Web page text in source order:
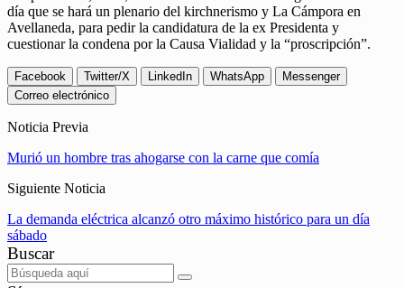
día que se hará un plenario del kirchnerismo y La Cámpora en
Avellaneda, para pedir la candidatura de la ex Presidenta y
cuestionar la condena por la Causa Vialidad y la “proscripción”.
Facebook Twitter/X LinkedIn WhatsApp
Messenger
Correo electrónico
Noticia Previa
Murió un hombre tras ahogarse con la carne que comía
Siguiente Noticia
La demanda eléctrica alcanzó otro máximo histórico para un día
sábado
Buscar